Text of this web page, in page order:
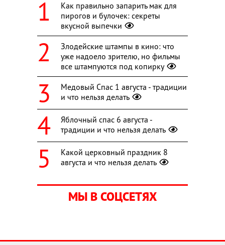
Как правильно запарить мак для
пирогов и булочек: секреты
вкусной выпечки
Злодейские штампы в кино: что
уже надоело зрителю, но фильмы
все штампуются под копирку
Медовый Спас 1 августа - традиции
и что нельзя делать
Яблочный спас 6 августа -
традиции и что нельзя делать
Какой церковный праздник 8
августа и что нельзя делать
МЫ В СОЦСЕТЯХ